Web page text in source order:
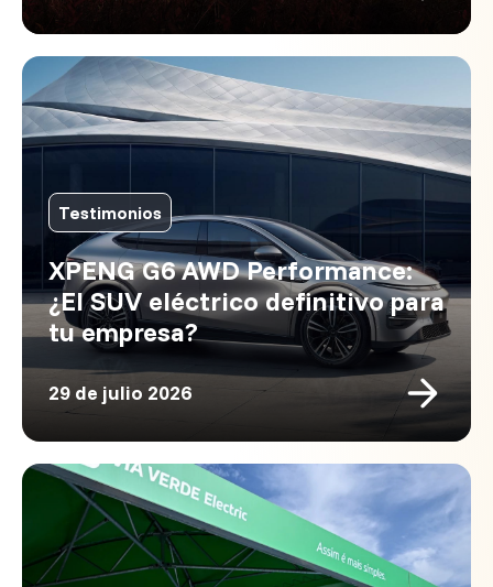
Testimonios
XPENG G6 AWD Performance:
¿El SUV eléctrico definitivo para
tu empresa?
29 de julio 2026